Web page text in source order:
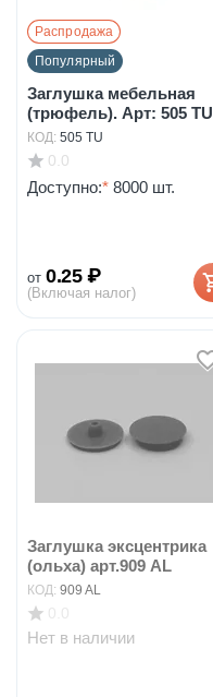
Распродажа
Популярный
Заглушка мебельная
(трюфель). Арт: 505 TU
КОД: 505 TU
0.0
Доступно:* 8000 шт.
от 0.25 ₽
(Включая налог)
Заглушка эксцентрика
(ольха) арт.909 AL
КОД: 909 AL
Нет в наличии